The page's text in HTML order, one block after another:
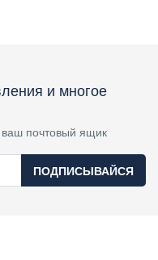
и многое
почтовый ящик
ПОДПИСЫВАЙСЯ